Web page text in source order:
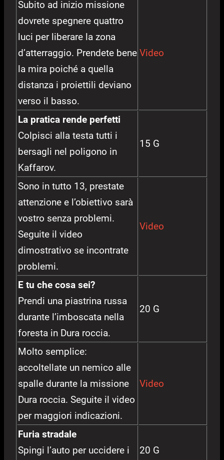
Subito ad inizio missione
dovrete spegnere quattro
luci per liberare la zona
d’atterraggio. Prendete bene
la mira poiché a quella
distanza i proiettili deviano
verso il basso.
Video
La pratica rende perfetti
Colpisci alla testa tutti i
bersagli nel poligono in
Kaffarov.
15 G
Sono in tutto 13, prestate
attenzione e l’obiettivo sarà
vostro senza problemi.
Seguite il video
dimostrativo se incontrate
problemi.
Video
E tu che cosa sei?
Prendi una piastrina russa
durante l’imboscata nella
foresta in Dura roccia.
20 G
Molto semplice:
accoltellate un nemico alle
spalle durante la missione
Dura roccia. Seguite il video
per maggiori indicazioni.
Video
Furia stradale
Spingi l’auto per uccidere i
20 G